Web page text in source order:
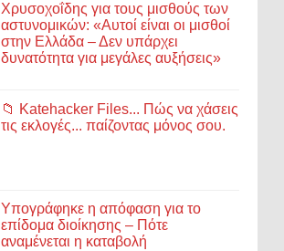
Χρυσοχοΐδης για τους μισθούς των
αστυνομικών: «Αυτοί είναι οι μισθοί
στην Ελλάδα – Δεν υπάρχει
δυνατότητα για μεγάλες αυξήσεις»
📁 Katehacker Files... Πώς να χάσεις
τις εκλογές... παίζοντας μόνος σου.
Υπογράφηκε η απόφαση για το
επίδομα διοίκησης – Πότε
αναμένεται η καταβολή